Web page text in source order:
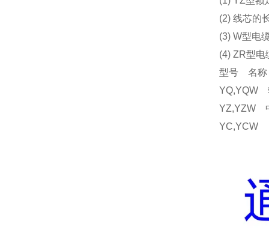
(2) 线芯的
(3) W型电
(4) ZR型电
型号 名
YQ,YQW
YZ,YZW
YC,YCW